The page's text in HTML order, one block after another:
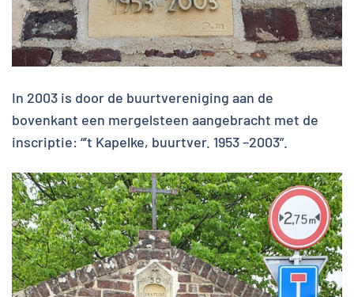
In 2003 is door de buurtvereniging aan de
bovenkant een mergelsteen aangebracht met de
inscriptie: “’t Kapelke, buurtver. 1953 –2003”.